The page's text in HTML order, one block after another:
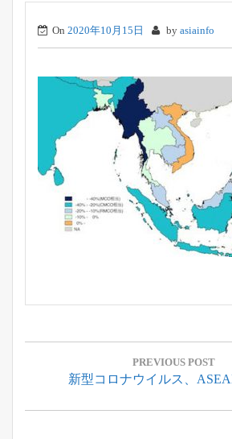
On 2020年10月15日 by asiainfo
投
ビ
PREVIOUS POST
Previous
新型コロナウイルス、